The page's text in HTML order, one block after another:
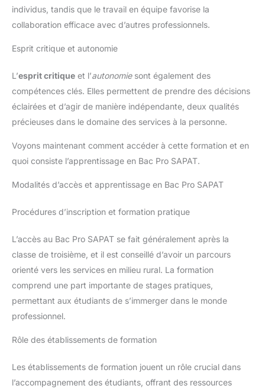
individus, tandis que le travail en équipe favorise la
collaboration efficace avec d’autres professionnels.
Esprit critique et autonomie
L’esprit critique et l’autonomiesont également des
compétences clés. Elles permettent de prendre des décisions
éclairées et d’agir de manière indépendante, deux qualités
précieuses dans le domaine des services à la personne.
Voyons maintenant comment accéder à cette formation et en
quoi consiste l’apprentissage en Bac Pro SAPAT.
Modalités d’accès et apprentissage en Bac Pro SAPAT
Procédures d’inscription et formation pratique
L’accès au Bac Pro SAPAT se fait généralement après la
classe de troisième, et il est conseillé d’avoir un parcours
orienté vers les services en milieu rural. La formation
comprend une part importante de stages pratiques,
permettant aux étudiants de s’immerger dans le monde
professionnel.
Rôle des établissements de formation
Les établissements de formation jouent un rôle crucial dans
l’accompagnement des étudiants, offrant des ressources